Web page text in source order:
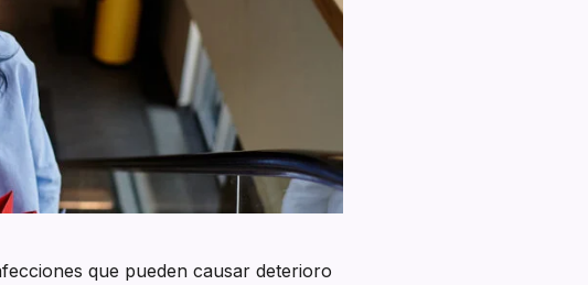
que pueden causar deterioro